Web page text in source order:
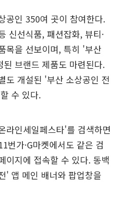
공인 350여 곳이 참여한다.
신선식품, 패션잡화, 뷰티·
목을 선보이며, 특히 '부산
브랜드 제품도 마련된다.
도 개설된 '부산 소상공인 전
수 있다.
라인세일페스타'를 검색하면
번가·G마켓에서도 같은 검
이지에 접속할 수 있다. 동백
' 앱 메인 배너와 팝업창을